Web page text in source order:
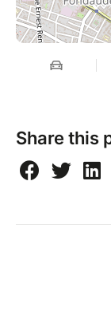
Share this